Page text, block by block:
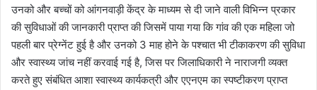
उनको और बच्चों को आंगनवाड़ी केंद्र के माध्यम से दी जाने वाली विभिन्न प्रकार
की सुविधाओं की जानकारी प्राप्त की जिसमें पाया गया कि गांव की एक महिला जो
पहली बार प्रेग्नेंट हुई है और उनको 3 माह होने के पश्चात भी टीकाकरण की सुविधा
और स्वास्थ्य जांच नहीं करवाई गई है, जिस पर जिलाधिकारी ने नाराजगी व्यक्त
करते हुए संबंधित आशा स्वास्थ्य कार्यकत्री और एएनएम का स्पष्टीकरण प्राप्त